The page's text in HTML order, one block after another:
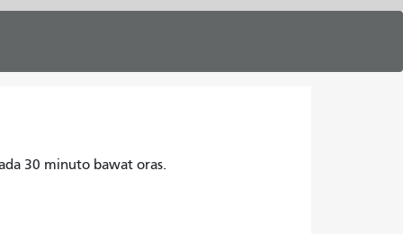
30 minuto bawat oras.